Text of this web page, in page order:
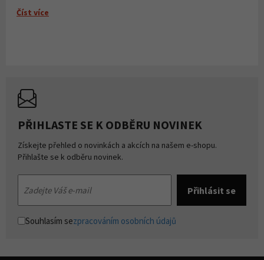
Číst více
PŘIHLASTE SE K ODBĚRU NOVINEK
Získejte přehled o novinkách a akcích na našem e-shopu.
Přihlašte se k odběru novinek.
Souhlasím sezpracováním osobních údajů